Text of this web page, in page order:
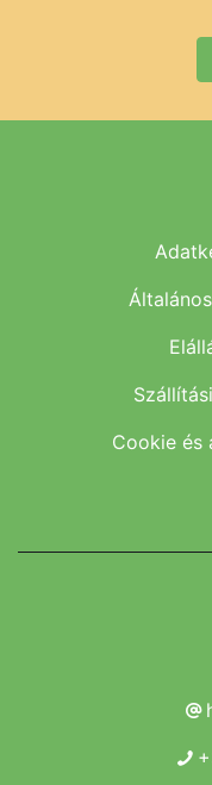
Cookie és